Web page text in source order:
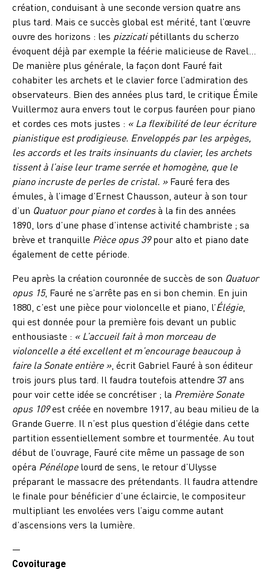
création, conduisant à une seconde version quatre ans
plus tard. Mais ce succès global est mérité, tant l’œuvre
ouvre des horizons : les pizzicatipétillants du scherzo
évoquent déjà par exemple la féérie malicieuse de Ravel…
De manière plus générale, la façon dont Fauré fait
cohabiter les archets et le clavier force l’admiration des
observateurs. Bien des années plus tard, le critique Émile
Vuillermoz aura envers tout le corpus fauréen pour piano
et cordes ces mots justes : « La flexibilité de leur écriture
pianistique est prodigieuse. Enveloppés par les arpèges,
les accords et les traits insinuants du clavier, les archets
tissent à l’aise leur trame serrée et homogène, que le
piano incruste de perles de cristal. »Fauré fera des
émules, à l’image d’Ernest Chausson, auteur à son tour
d’un Quatuor pour piano et cordesà la fin des années
1890, lors d’une phase d’intense activité chambriste ; sa
brève et tranquille Pièce opus 39pour alto et piano date
également de cette période.
Peu après la création couronnée de succès de son Quatuor
opus 15, Fauré ne s’arrête pas en si bon chemin. En juin
1880, c’est une pièce pour violoncelle et piano, l’Élégie,
qui est donnée pour la première fois devant un public
enthousiaste : « L’accueil fait à mon morceau de
violoncelle a été excellent et m’encourage beaucoup à
faire la Sonate entière », écrit Gabriel Fauré à son éditeur
trois jours plus tard. Il faudra toutefois attendre 37 ans
pour voir cette idée se concrétiser ; la Première Sonate
opus 109est créée en novembre 1917, au beau milieu de la
Grande Guerre. Il n’est plus question d’élégie dans cette
partition essentiellement sombre et tourmentée. Au tout
début de l’ouvrage, Fauré cite même un passage de son
opéra Pénélopelourd de sens, le retour d’Ulysse
préparant le massacre des prétendants. Il faudra attendre
le finale pour bénéficier d’une éclaircie, le compositeur
multipliant les envolées vers l’aigu comme autant
d’ascensions vers la lumière.
—
Covoiturage